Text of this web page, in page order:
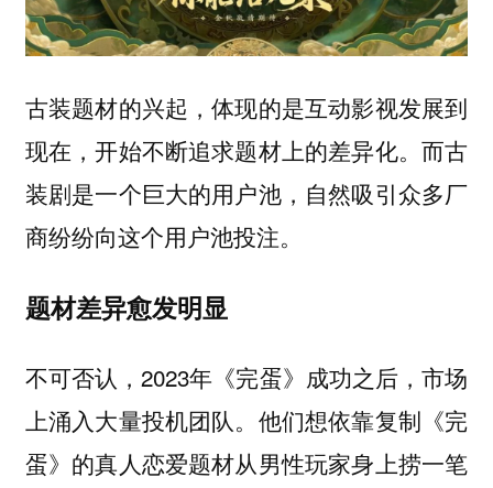
古装题材的兴起，体现的是互动影视发展到
现在，开始不断追求题材上的差异化。而古
装剧是一个巨大的用户池，自然吸引众多厂
商纷纷向这个用户池投注。
题材差异愈发明显
不可否认，2023年《完蛋》成功之后，市场
上涌入大量投机团队。他们想依靠复制《完
蛋》的真人恋爱题材从男性玩家身上捞一笔